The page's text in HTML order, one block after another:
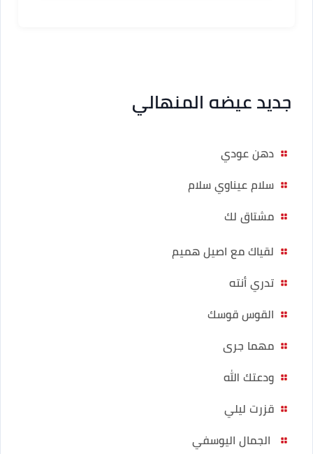
جديد عيضه المنهالي
دهن عودي
سلام عيناوي سلام
مشتاق لك
لقياك مع اصيل هميم
تدري أنته
القوس قوسك
مهما جرى
ودعتك الله
قزرت ليلي
الجمال اليوسفي